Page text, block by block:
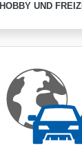
HOBBY UND